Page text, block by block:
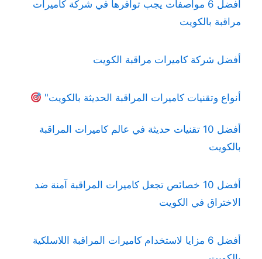
أفضل 6 مواصفات يجب توافرها في شركة كاميرات
مراقبة بالكويت
أفضل شركة كاميرات مراقبة الكويت
أنواع وتقنيات كاميرات المراقبة الحديثة بالكويت"
أفضل 10 تقنيات حديثة في عالم كاميرات المراقبة
بالكويت
أفضل 10 خصائص تجعل كاميرات المراقبة آمنة ضد
الاختراق في الكويت
أفضل 6 مزايا لاستخدام كاميرات المراقبة اللاسلكية